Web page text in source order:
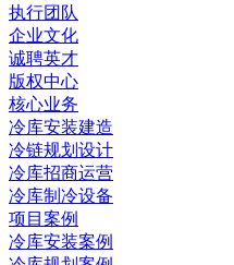
执行团队
企业文化
诚聘英才
版权中心
核心业务
冷库安装建造
冷链规划设计
冷库招商运营
冷库制冷设备
项目案例
冷库安装案例